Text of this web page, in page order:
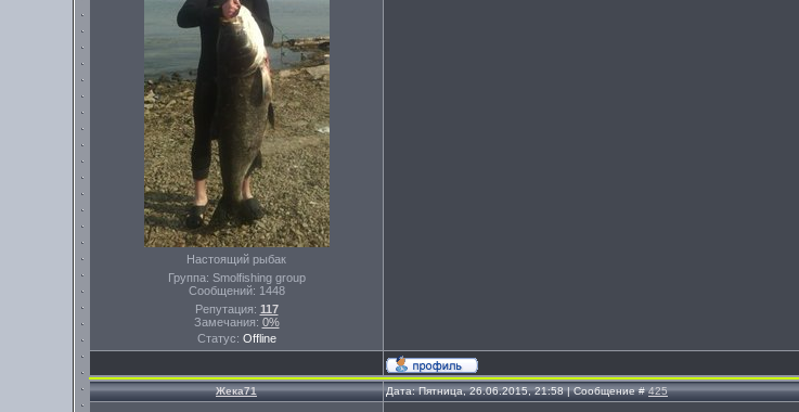
Настоящий рыбак
Группа: Smolfishing group
Сообщений: 1448
Репутация: 117
Замечания: 0%
Статус: Offline
Жека71 Дата: Пятница, 26.06.2015, 21:58 | Сообщение #425